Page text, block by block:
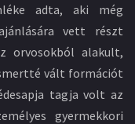
adta, aki még
vett részt
orvosokból alakult,
vált formációt
tagja volt az
gyermekkori